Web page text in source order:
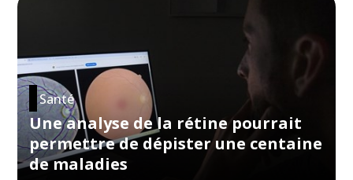
Santé
Une analyse de la rétine pourrait
permettre de dépister une centaine
de maladies